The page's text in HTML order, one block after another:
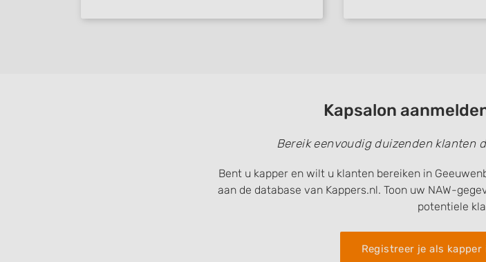
Kapsalon
Bereik eenvoudig duizenden klanten
Bent u kapper en wilt u klanten bereiken in
aan de database van Kappers.nl. Toon uw NAW-
potentiele
Registreer je als kapper
Identify devices based on information actively requested